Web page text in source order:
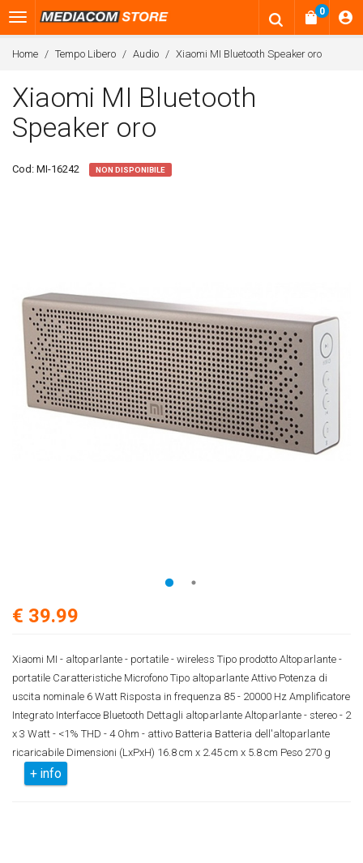
0
Home Tempo Libero Audio Xiaomi MI Bluetooth Speaker oro
Xiaomi MI Bluetooth
Speaker oro
Cod: MI-16242 NON DISPONIBILE
€ 39.99
Xiaomi MI - altoparlante - portatile - wireless Tipo prodotto Altoparlante -
portatile Caratteristiche Microfono Tipo altoparlante Attivo Potenza di
uscita nominale 6 Watt Risposta in frequenza 85 - 20000 Hz Amplificatore
Integrato Interfacce Bluetooth Dettagli altoparlante Altoparlante - stereo - 2
x 3 Watt - <1% THD - 4 Ohm - attivo Batteria Batteria dell'altoparlante
ricaricabile Dimensioni (LxPxH) 16.8 cm x 2.45 cm x 5.8 cm Peso 270 g
+ info